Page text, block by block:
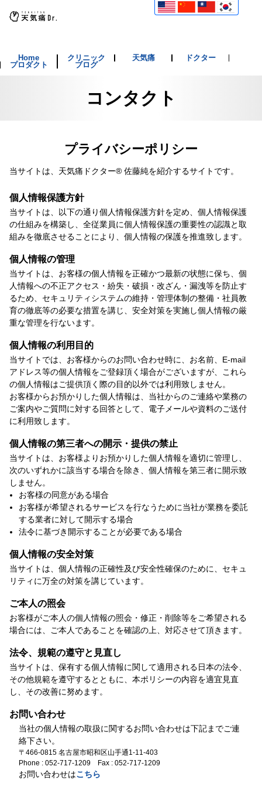
Home クリニック 天気痛
ドクター
プロダクト
ブログ
コンタクト
プライバシーポリシー
当サイトは、天気痛ドクター® 佐藤純を紹介するサイトです。
個人情報保護方針
当サイトは、以下の通り個人情報保護方針を定め、個人情報保護
の仕組みを構築し、全従業員に個人情報保護の重要性の認識と取
組みを徹底させることにより、個人情報の保護を推進致します。
個人情報の管理
当サイトは、お客様の個人情報を正確かつ最新の状態に保ち、個
人情報への不正アクセス・紛失・破損・改ざん・漏洩等を防止す
るため、セキュリティシステムの維持・管理体制の整備・社員教
育の徹底等の必要な措置を講じ、安全対策を実施し個人情報の厳
重な管理を行ないます。
個人情報の利用目的
当サイトでは、お客様からのお問い合わせ時に、お名前、E-mail
アドレス等の個人情報をご登録頂く場合がございますが、これら
の個人情報はご提供頂く際の目的以外では利用致しません。
お客様からお預かりした個人情報は、当社からのご連絡や業務の
ご案内やご質問に対する回答として、電子メールや資料のご送付
に利用致します。
個人情報の第三者への開示・提供の禁止
当サイトは、お客様よりお預かりした個人情報を適切に管理し、
次のいずれかに該当する場合を除き、個人情報を第三者に開示致
しません。
お客様の同意がある場合
お客様が希望されるサービスを行なうために当社が業務を委託
する業者に対して開示する場合
法令に基づき開示することが必要である場合
個人情報の安全対策
当サイトは、個人情報の正確性及び安全性確保のために、セキュ
リティに万全の対策を講じています。
ご本人の照会
お客様がご本人の個人情報の照会・修正・削除等をご希望される
場合には、ご本人であることを確認の上、対応させて頂きます。
法令、規範の遵守と見直し
当サイトは、保有する個人情報に関して適用される日本の法令、
その他規範を遵守するとともに、本ポリシーの内容を適宜見直
し、その改善に努めます。
お問い合わせ
当社の個人情報の取扱に関するお問い合わせは下記までご連
絡下さい。
〒466-0815 名古屋市昭和区山手通1-11-403
Phone : 052-717-1209 Fax : 052-717-1209
お問い合わせはこちら